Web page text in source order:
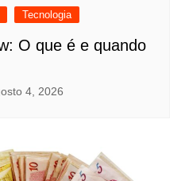
Tecnologia
O que é e quando
4, 2026